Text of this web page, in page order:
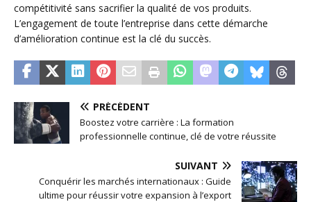
compétitivité sans sacrifier la qualité de vos produits.
L’engagement de toute l’entreprise dans cette démarche
d’amélioration continue est la clé du succès.
PRÉCÉDENT
Boostez votre carrière : La formation
professionnelle continue, clé de votre réussite
SUIVANT
Conquérir les marchés internationaux : Guide
ultime pour réussir votre expansion à l’export